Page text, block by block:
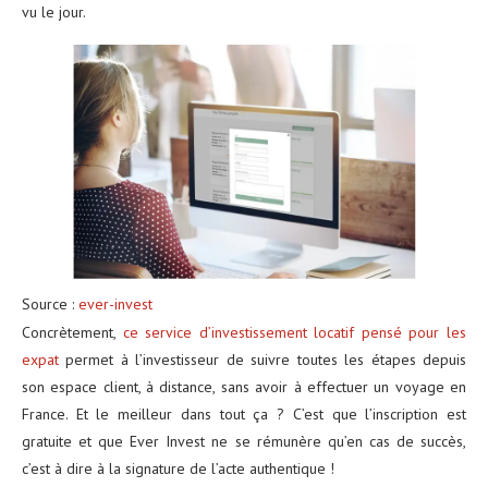
vu le jour.
Source : ever-invest
Concrètement, ce service d’investissement locatif pensé pour les
expat permet à l’investisseur de suivre toutes les étapes depuis
son espace client, à distance, sans avoir à effectuer un voyage en
France. Et le meilleur dans tout ça ? C’est que l’inscription est
gratuite et que Ever Invest ne se rémunère qu’en cas de succès,
c’est à dire à la signature de l’acte authentique !